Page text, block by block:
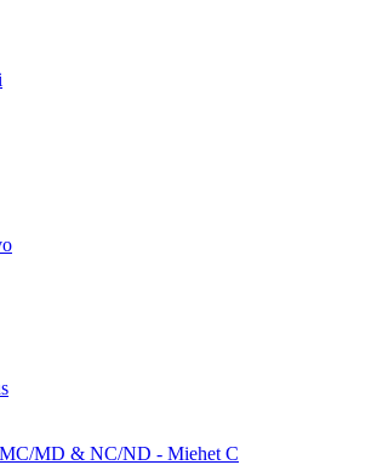
MD & NC/ND - Miehet C